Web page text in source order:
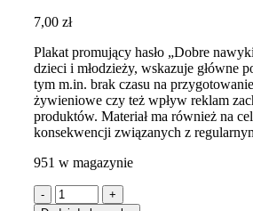
7,00 zł
Plakat promujący hasło „Dobre
dzieci i młodzieży, wskazuje główne
tym m.in. brak czasu na
żywieniowe czy też wpływ reklam
produktów. Materiał ma również na
konsekwencji związanych z
951 w magazynie